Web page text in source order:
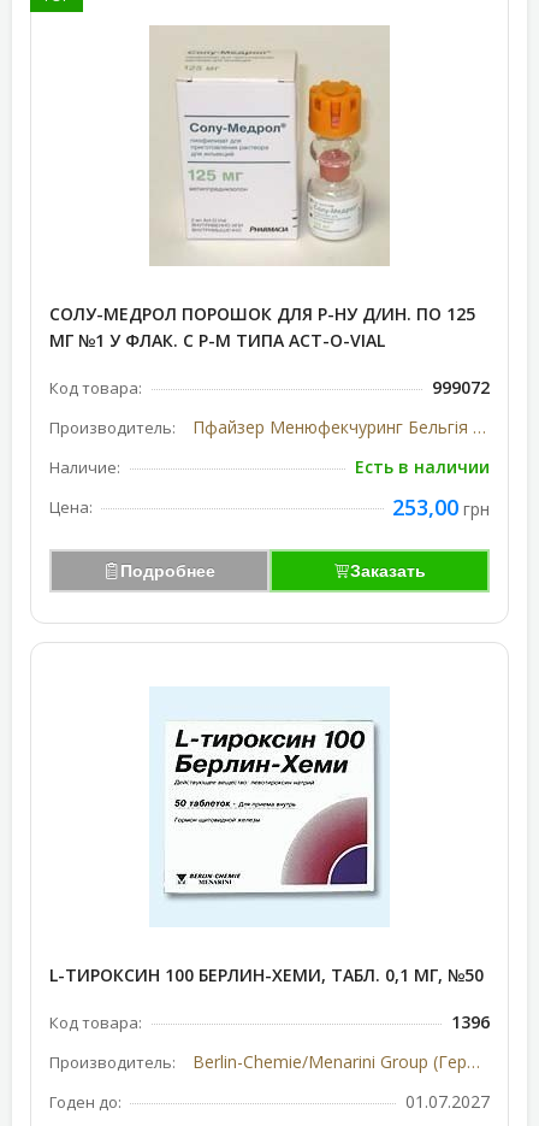
СОЛУ-МЕДРОЛ ПОРОШОК ДЛЯ Р-НУ Д/ИН. ПО 125
МГ №1 У ФЛАК. С Р-М ТИПА ACT-O-VIAL
Код товара: 999072
Производитель: Пфайзер Менюфекчуринг Бельгія Н.В., Бельгія/США
Наличие: Есть в наличии
Цена: 253,00 грн
Подробнее Заказать
L-ТИРОКСИН 100 БЕРЛИН-ХЕМИ, ТАБЛ. 0,1 МГ, №50
Код товара: 1396
Производитель: Berlin-Chemie/Menarini Group (Германия)
Годен до: 01.07.2027